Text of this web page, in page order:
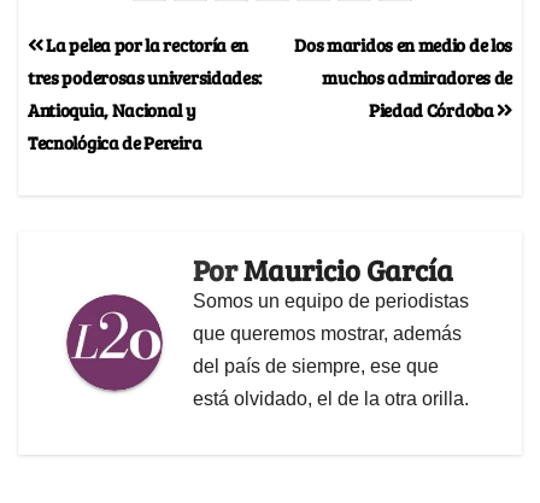
Dos maridos en medio de los
muchos admiradores de
Piedad Córdoba
La pelea por la rectoría en
tres poderosas universidades:
Antioquia, Nacional y
Tecnológica de Pereira
PorMauricio García
Somos un equipo de periodistas
que queremos mostrar, además
del país de siempre, ese que
está olvidado, el de la otra orilla.